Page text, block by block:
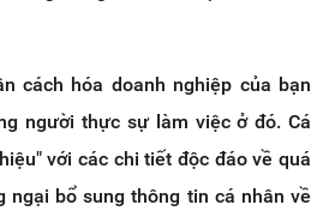
cách hóa doanh nghiệp của bạn
người thực sự làm việc ở đó. Cá
với các chi tiết độc đáo về quá
ngại bổ sung thông tin cá nhân về